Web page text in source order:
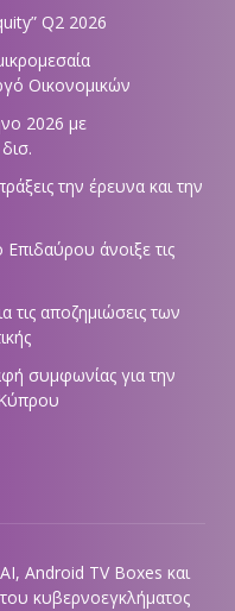
Q2 2026
Οικονομικών
2026 με
την έρευνα και την
άνοιξε τις
αποζημιώσεις των
συμφωνίας για την
Android TV Boxes και
κυβερνοεγκλήματος